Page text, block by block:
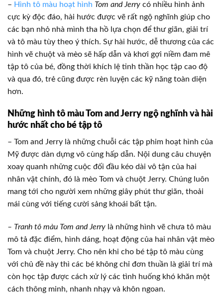
– Hình tô màu hoạt hình Tom and Jerry có nhiều hình ảnh
cực kỳ độc đáo, hài hước được vẽ rất ngộ nghĩnh giúp cho
các bạn nhỏ nhà mình tha hồ lựa chọn để thư giãn, giải trí
và tô màu tùy theo ý thích. Sự hài hước, dễ thương của các
hình vẽ chuột và mèo sẽ hấp dẫn và khơi gợi niềm đam mê
tập tô của bé, đồng thời khích lệ tinh thần học tập cao độ
và qua đó, trẻ cũng được rèn luyện các kỹ năng toàn diện
hơn.
Những hình tô màu Tom and Jerry ngộ nghĩnh và hài
hước nhất cho bé tập tô
– Tom and Jerry là những chuỗi các tập phim hoạt hình của
Mỹ được dàn dựng vô cùng hấp dẫn. Nội dung câu chuyện
xoay quanh những cuộc đối đầu kéo dài vô tận của hai
nhân vật chính, đó là mèo Tom và chuột Jerry. Chúng luôn
mang tới cho người xem những giây phút thư giãn, thoải
mái cùng với tiếng cười sảng khoái bất tận.
– Tranh tô màu Tom and Jerry là những hình vẽ chưa tô màu
mô tả đặc điểm, hình dáng, hoạt động của hai nhân vật mèo
Tom và chuột Jerry. Cho nên khi cho bé tập tô màu cùng
với chủ đề này thì các bé không chỉ đơn thuần là giải trí mà
còn học tập được cách xử lý các tình huống khó khăn một
cách thông minh, nhanh nhạy và khôn ngoan.